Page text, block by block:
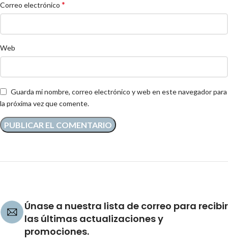
Correo electrónico *
Web
Guarda mi nombre, correo electrónico y web en este navegador para
la próxima vez que comente.
Únase a nuestra lista de correo para recibir
las últimas actualizaciones y
promociones.